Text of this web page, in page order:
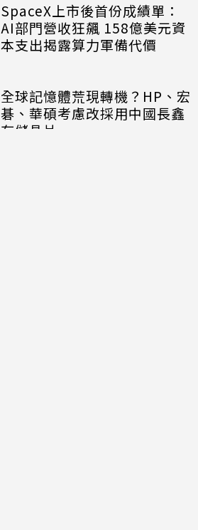
SpaceX上市後首份成績單：
AI部門營收狂飆 158億美元資
本支出揭露算力軍備代價
全球記憶體荒現轉機？HP、宏
碁、華碩考慮改採用中國長鑫
存儲晶片